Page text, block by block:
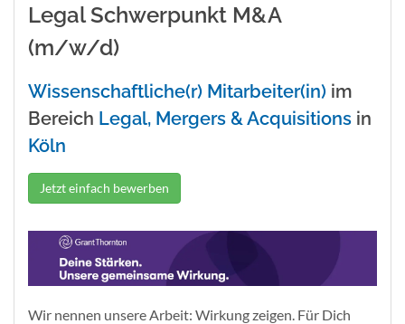
Legal Schwerpunkt M&A
(m/w/d)
Wissenschaftliche(r) Mitarbeiter(in) im
Bereich Legal, Mergers & Acquisitions in
Köln
Jetzt einfach bewerben
Wir nennen unsere Arbeit: Wirkung zeigen. Für Dich